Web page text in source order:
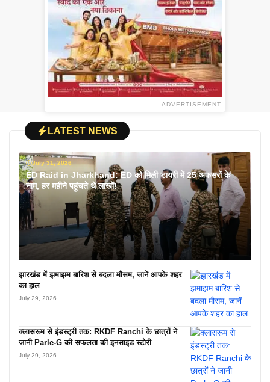
ADVERTISEMENT
LATEST NEWS
July 31, 2026
ED Raid in Jharkhand: ED को मिली डायरी में 25 अफसरों के
नाम, हर महीने पहुंचते थे लाखों!
झारखंड में झमाझम बारिश से बदला मौसम, जानें आपके शहर
का हाल
July 29, 2026
क्लासरूम से इंडस्ट्री तक: RKDF Ranchi के छात्रों ने
जानी Parle-G की सफलता की इनसाइड स्टोरी
July 29, 2026